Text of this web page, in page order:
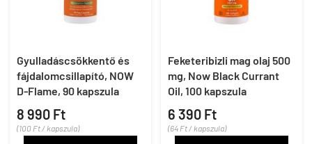
Gyulladáscsökkentő és
fájdalomcsillapító, NOW
D-Flame, 90 kapszula
8 990 Ft
(100 Ft / kapszula)
Feketeribizli mag olaj 500
mg, Now Black Currant
Oil, 100 kapszula
6 390 Ft
(64 Ft / kapszula)